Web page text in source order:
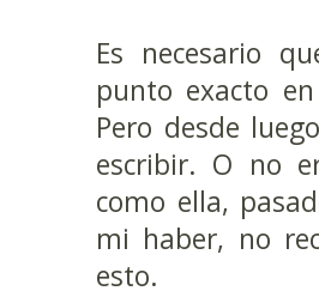
Es necesario
punto exacto
Pero desde
escribir. O no
como ella,
mi haber, no
esto.